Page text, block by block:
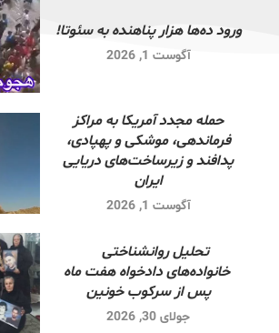
ورود ده‌ها هزار پناهنده به سئوتا!
آگوست 1, 2026
حمله مجدد آمریکا به مراکز
فرماندهی، موشکی و پهپادی،
پدافند و زیرساخت‌های دریایی
ایران
آگوست 1, 2026
تحلیل روانشناختی
خانواده‌های دادخواه هفت ماه
پس از سرکوب خونین
جولای 30, 2026